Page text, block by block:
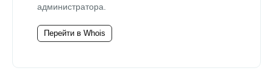
администратора.
Перейти в Whois